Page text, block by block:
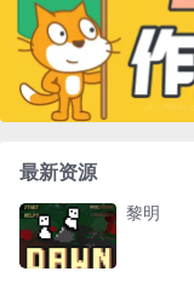
最新资源
黎明